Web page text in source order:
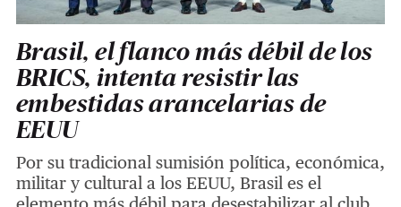
Brasil, el flanco más débil de los
BRICS, intenta resistir las
embestidas arancelarias de
EEUU
Por su tradicional sumisión política, económica,
militar y cultural a los EEUU, Brasil es el
elemento más débil para desestabilizar al club